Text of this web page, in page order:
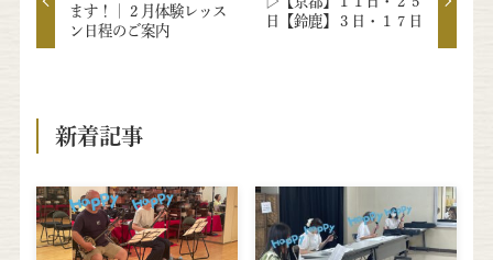
ます！｜２月体験レッス
ン日程のご案内
日【鈴鹿】３日・１７日
新着記事